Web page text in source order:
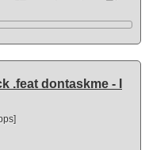
.feat dontaskme - I